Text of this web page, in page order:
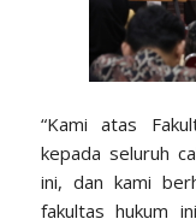
“Kami atas
kepada seluruh
ini, dan kami
fakultas hukum